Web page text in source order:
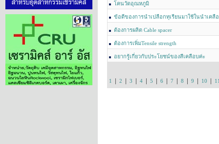
โคนวัดอุณหภูมิ
ข้อดีของการนำเปลือกทุเรียนมาใช้ในนำเคลื
ต้องการผลิต Cable spacer
ต้องการเพิ่มTensile strength
อยากรู้เกี่ยวกับประโยชน์ของสีเคลือบค่ะ
1 | 2 | 3 | 4 | 5 | 6 | 7 | 8 | 9 | 10 |